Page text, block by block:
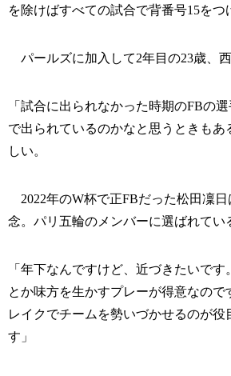
を除けばすべての試合で背番号15をつ
パールズに加入して2年目の23歳、西
「試合に出られなかった時期のFBの
で出られているのかなと思うときもあ
しい。
2022年のW杯で正FBだった松田凜
念。パリ五輪のメンバーに選ばれてい
「年下なんですけど、近づきたいで
とか味方を生かすプレーが得意なので
レイクでチームを勢いづかせるのが役
す」